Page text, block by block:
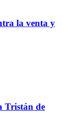
la venta y
Tristán de